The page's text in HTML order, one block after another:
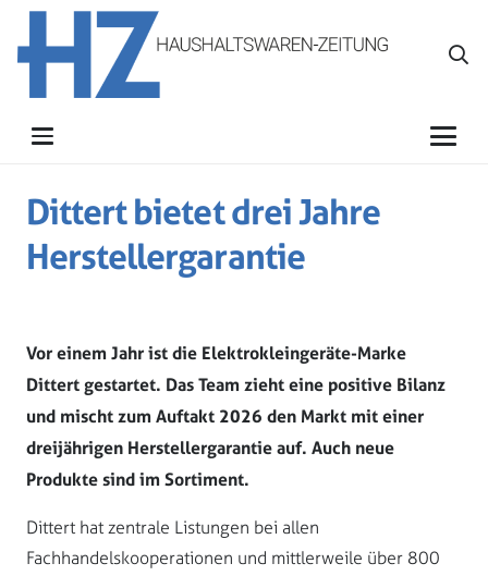
Dittert bietet drei Jahre
Herstellergarantie
Vor einem Jahr ist die Elektrokleingeräte-Marke
Dittert gestartet. Das Team zieht eine positive Bilanz
und mischt zum Auftakt 2026 den Markt mit einer
dreijährigen Herstellergarantie auf. Auch neue
Produkte sind im Sortiment.
Dittert hat zentrale Listungen bei allen
Fachhandelskooperationen und mittlerweile über 800